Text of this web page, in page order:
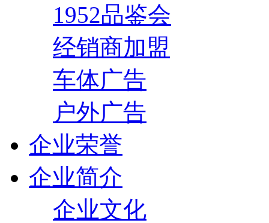
1952品鉴会
经销商加盟
车体广告
户外广告
企业荣誉
企业简介
企业文化